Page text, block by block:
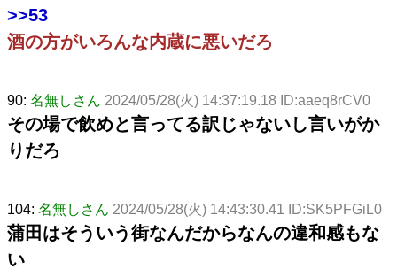
>>53
酒の方がいろんな内蔵に悪いだろ
90: 名無しさん 2024/05/28(火) 14:37:19.18 ID:aaeq8rCV0
その場で飲めと言ってる訳じゃないし言いがか
りだろ
104: 名無しさん 2024/05/28(火) 14:43:30.41 ID:SK5PFGiL0
蒲田はそういう街なんだからなんの違和感もな
い